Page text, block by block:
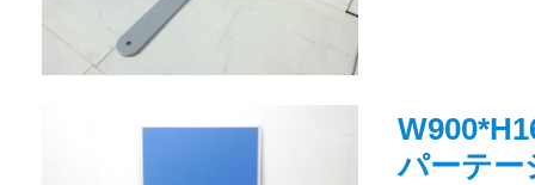
パーテー